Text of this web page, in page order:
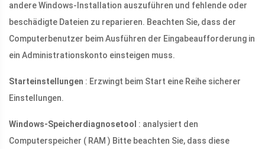
andere Windows-Installation auszuführen und fehlende oder
beschädigte Dateien zu reparieren. Beachten Sie, dass der
Computerbenutzer beim Ausführen der Eingabeaufforderung in
ein Administrationskonto einsteigen muss.
Starteinstellungen : Erzwingt beim Start eine Reihe sicherer
Einstellungen.
Windows-Speicherdiagnosetool : analysiert den
Computerspeicher ( RAM ) Bitte beachten Sie, dass diese